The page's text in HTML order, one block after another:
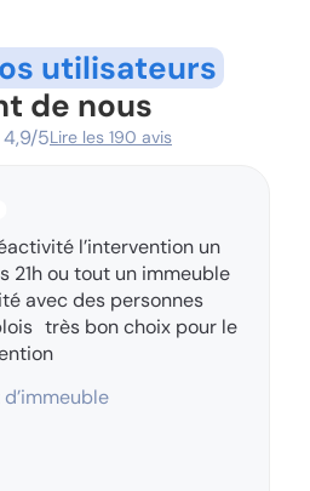
utilisateurs
de nous
4,9/5Lire les 190 avis
l’intervention un
21h ou tout un immeuble
avec des personnes
très bon choix pour le